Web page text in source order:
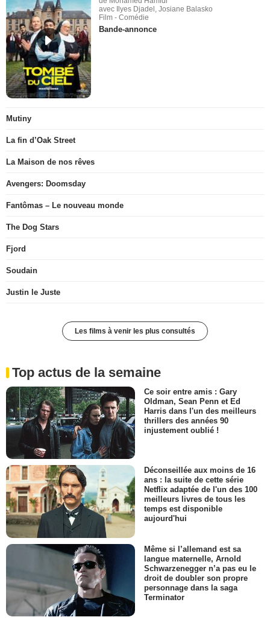
avec Ilyes Djadel, Josiane Balasko
Film - Comédie
Bande-annonce
Mutiny
La fin d’Oak Street
La Maison de nos rêves
Avengers: Doomsday
Fantômas – Le nouveau monde
The Dog Stars
Fjord
Soudain
Justin le Juste
Les films à venir les plus consultés
Top actus de la semaine
Ce soir entre amis : Gary
Oldman, Sean Penn et Ed
Harris dans l'un des meilleurs
thrillers des années 90
injustement oublié !
Déconseillée aux moins de 16
ans : la suite de cette série
Netflix adaptée de l'un des 100
meilleurs livres de tous les
temps est disponible
aujourd'hui
Même si l’allemand est sa
langue maternelle, Arnold
Schwarzenegger n’a pas eu le
droit de doubler son propre
personnage dans la saga
Terminator